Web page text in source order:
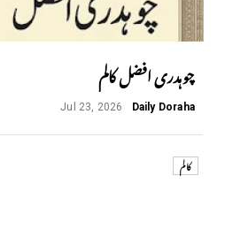
چوہدری افضل کالم
Daily Doraha
Jul 23, 2026
کالم